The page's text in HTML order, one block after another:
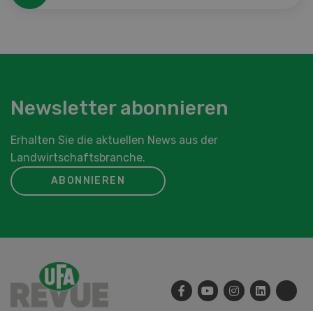
Newsletter abonnieren
Erhalten Sie die aktuellen News aus der
Landwirtschaftsbranche.
ABONNIEREN